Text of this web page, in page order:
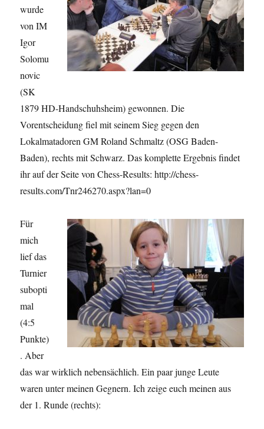
wurde
von IM
Igor
Solomu
novic
(SK
1879 HD-Handschuhsheim) gewonnen. Die
Vorentscheidung fiel mit seinem Sieg gegen den
Lokalmatadoren GM Roland Schmaltz (OSG Baden-
Baden), rechts mit Schwarz. Das komplette Ergebnis findet
ihr auf der Seite von Chess-Results: http://chess-
results.com/Tnr246270.aspx?lan=0
Für
mich
lief das
Turnier
subopti
mal
(4:5
Punkte)
. Aber
das war wirklich nebensächlich. Ein paar junge Leute
waren unter meinen Gegnern. Ich zeige euch meinen aus
der 1. Runde (rechts):